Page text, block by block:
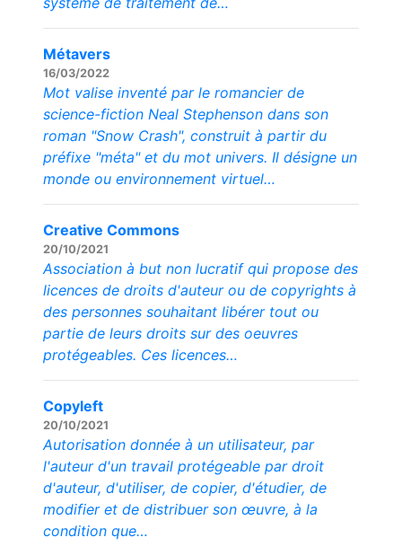
Métavers
16/03/2022
Mot valise inventé par le romancier de
science-fiction Neal Stephenson dans son
roman "Snow Crash", construit à partir du
préfixe "méta" et du mot univers. Il désigne un
monde ou environnement virtuel…
Creative Commons
20/10/2021
Association à but non lucratif qui propose des
licences de droits d'auteur ou de copyrights à
des personnes souhaitant libérer tout ou
partie de leurs droits sur des oeuvres
protégeables. Ces licences…
Copyleft
20/10/2021
Autorisation donnée à un utilisateur, par
l'auteur d'un travail protégeable par droit
d'auteur, d'utiliser, de copier, d'étudier, de
modifier et de distribuer son œuvre, à la
condition que…